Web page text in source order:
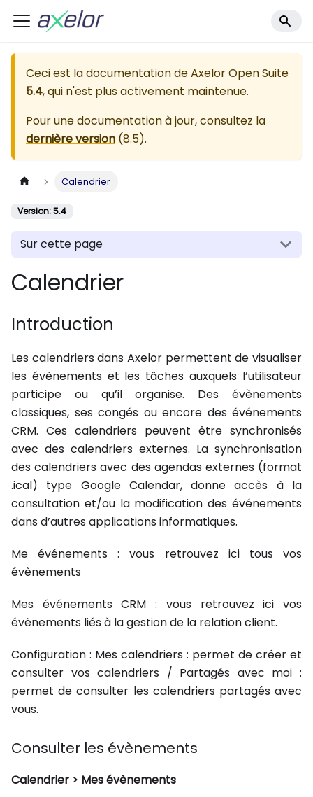
Ceci est la documentation deAxelor Open Suite
5.4, qui n'est plus activement maintenue.
Pour une documentation à jour, consultez la
dernière version (8.5).
Calendrier
Version: 5.4
Sur cette page
Calendrier
Introduction
Les calendriers dans Axelor permettent de visualiser
les évènements et les tâches auxquels l’utilisateur
participe ou qu’il organise. Des évènements
classiques, ses congés ou encore des événements
CRM. Ces calendriers peuvent être synchronisés
avec des calendriers externes. La synchronisation
des calendriers avec des agendas externes (format
.ical) type Google Calendar, donne accès à la
consultation et/ou la modification des événements
dans d’autres applications informatiques.
Me événements : vous retrouvez ici tous vos
évènements
Mes événements CRM : vous retrouvez ici vos
évènements liés à la gestion de la relation client.
Configuration : Mes calendriers : permet de créer et
consulter vos calendriers / Partagés avec moi :
permet de consulter les calendriers partagés avec
vous.
Consulter les évènements
Calendrier > Mes évènements